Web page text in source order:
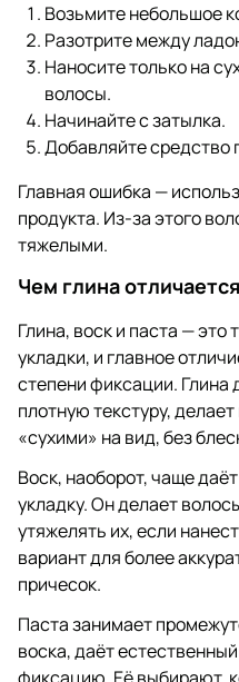
Возьмите небольшое
Разотрите между
Наносите только на
волосы.
Начинайте с затылка.
Добавляйте средство
Главная ошибка —
продукта. Из-за этого
тяжелыми.
Чем глина
Глина, воск и паста — это
укладки, и главное
степени фиксации.
плотную текстуру,
«сухими» на вид, без
Воск, наоборот, чаще
укладку. Он делает
утяжелять их, если
вариант для более
причесок.
Паста занимает
воска, даёт